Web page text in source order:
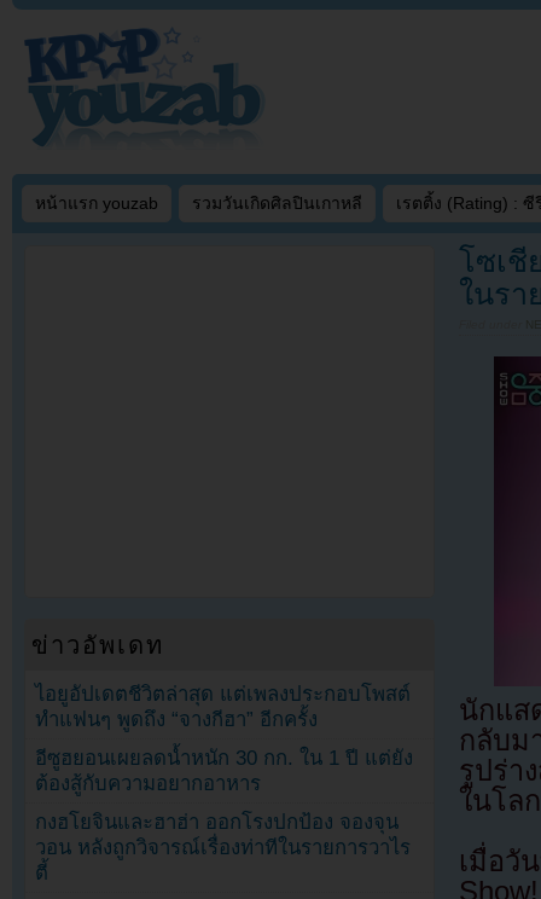
หน้าแรก youzab รวมวันเกิดศิลปินเกาหลี เรตติ้ง (Rating) : ซี
โซเชี
ในรา
นักแส
กลับม
รูปร่า
ในโล
เมื่อ
ข่าวอัพเดท
ไอยูอัปเดตชีวิตล่าสุด แต่เพลงประกอบโพสต์
ทำแฟนๆ พูดถึง “จางกีฮา” อีกครั้ง
อีซูฮยอนเผยลดน้ำหนัก 30 กก. ใน 1 ปี แต่ยัง
ต้องสู้กับความอยากอาหาร
กงฮโยจินและฮาฮ่า ออกโรงปกป้อง จองจุน
วอน หลังถูกวิจารณ์เรื่องท่าทีในรายการวาไร
ตี้